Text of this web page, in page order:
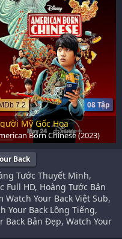
08 Tập
7.2
Mỹ Gốc Hoa
Born Chinese (2023)
Back
Tước Thuyết Minh,
Full HD, Hoàng Tước Bản
Your Back Việt Sub,
Your Back Lồng Tiếng,
Back Bản Đẹp, Watch Your